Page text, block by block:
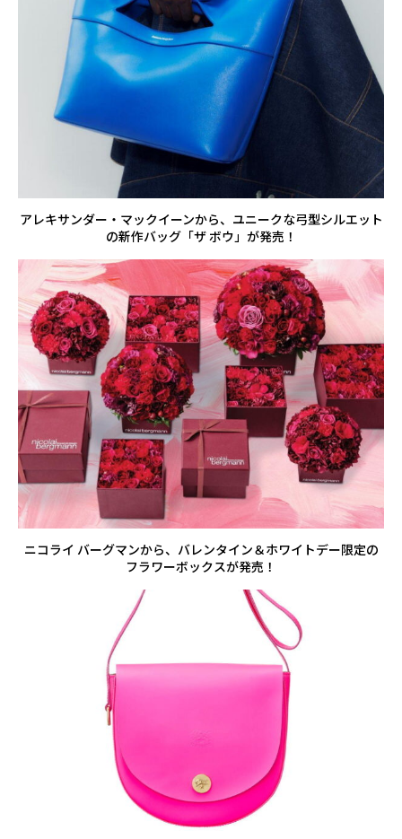
アレキサンダー・マックイーンから、ユニークな弓型シルエット
の新作バッグ「ザ ボウ」が発売！
ニコライ バーグマンから、バレンタイン＆ホワイトデー限定の
フラワーボックスが発売！